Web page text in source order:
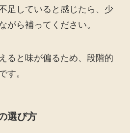
足していると感じたら、少
がら補ってください。
ると味が偏るため、段階的
す。
選び方